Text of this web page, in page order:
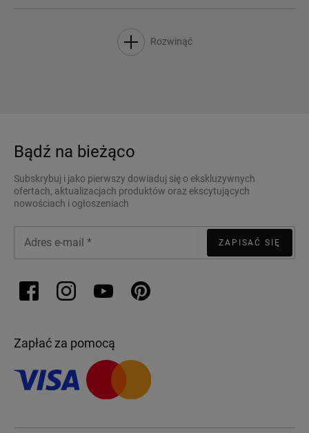
Rozwinąć
Bądź na bieżąco
Subskrybuj i jako pierwszy dowiaduj się o ekskluzywnych
ofertach, aktualizacjach produktów oraz ekscytujących
nowościach i ogłoszeniach
ZAPISAĆ SIĘ
Zapłać za pomocą